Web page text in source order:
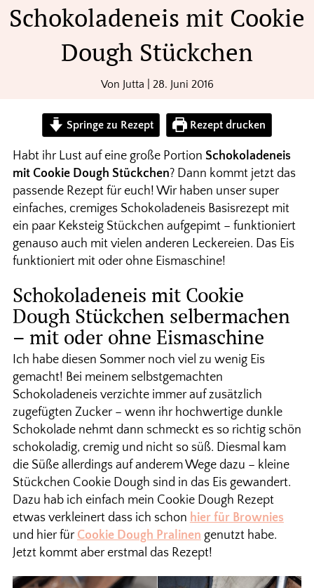
Schokoladeneis mit Cookie
Dough Stückchen
Von Jutta 28. Juni 2016
Springe zu Rezept Rezept drucken
Habt ihr Lust auf eine große Portion Schokoladeneis
mit Cookie Dough Stückchen? Dann kommt jetzt das
passende Rezept für euch! Wir haben unser super
einfaches, cremiges Schokoladeneis Basisrezept mit
ein paar Keksteig Stückchen aufgepimt – funktioniert
genauso auch mit vielen anderen Leckereien. Das Eis
funktioniert mit oder ohne Eismaschine!
Schokoladeneis mit Cookie
Dough Stückchen selbermachen
– mit oder ohne Eismaschine
Ich habe diesen Sommer noch viel zu wenig Eis
gemacht! Bei meinem selbstgemachten
Schokoladeneis verzichte immer auf zusätzlich
zugefügten Zucker – wenn ihr hochwertige dunkle
Schokolade nehmt dann schmeckt es so richtig schön
schokoladig, cremig und nicht so süß. Diesmal kam
die Süße allerdings auf anderem Wege dazu – kleine
Stückchen Cookie Dough sind in das Eis gewandert.
Dazu hab ich einfach mein Cookie Dough Rezept
etwas verkleinert dass ich schon hier für Brownies
und hier für Cookie Dough Pralinen genutzt habe.
Jetzt kommt aber erstmal das Rezept!